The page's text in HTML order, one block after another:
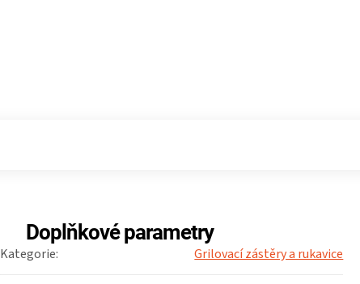
Doplňkové parametry
Kategorie: Grilovací zástěry a rukavice